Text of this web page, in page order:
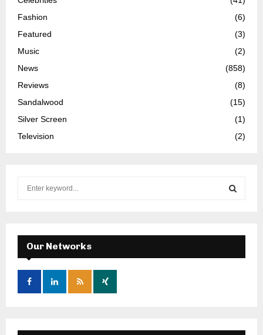
Fashion
(6)
Featured
(3)
Music
(2)
News
(858)
Reviews
(8)
Sandalwood
(15)
Silver Screen
(1)
Television
(2)
f
o
:
E
A
H
Our Networks